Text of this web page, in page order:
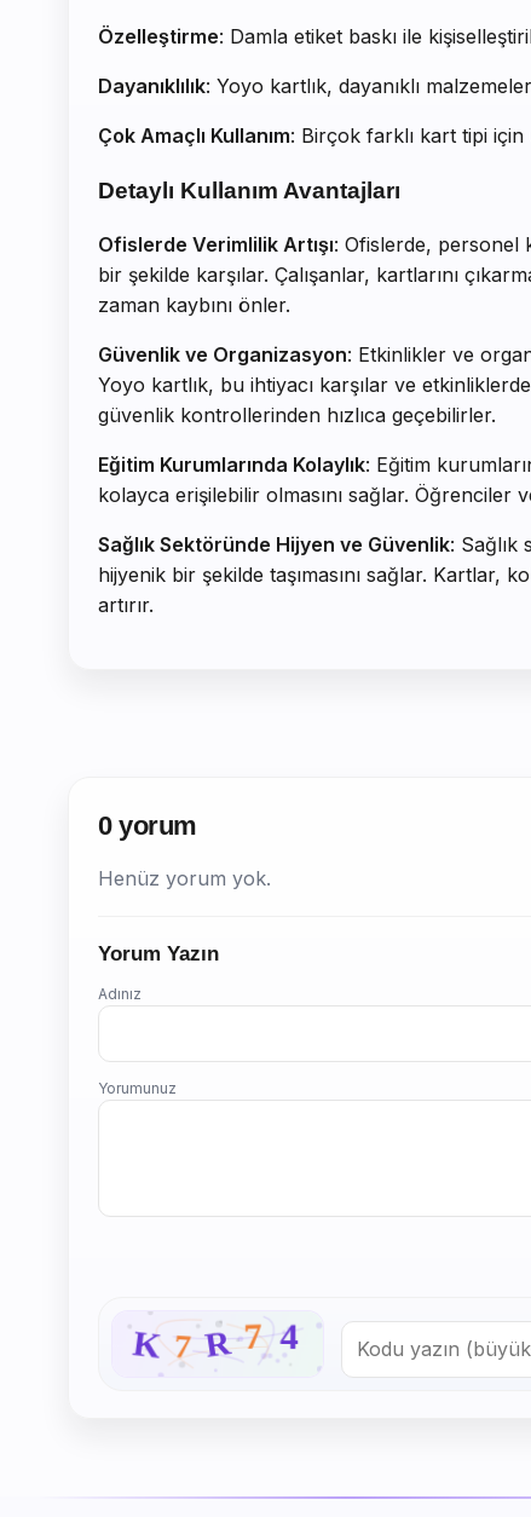
Özelleştirme: Damla etiket baskı ile
Dayanıklılık: Yoyo kartlık, dayanıklı
Çok Amaçlı Kullanım: Birçok farklı kart tipi için
Detaylı Kullanım Avantajları
Ofislerde Verimlilik Artışı: Ofislerde, personel
bir şekilde karşılar. Çalışanlar, kartlarını
zaman kaybını önler.
Güvenlik ve Organizasyon: Etkinlikler ve
Yoyo kartlık, bu ihtiyacı karşılar ve
güvenlik kontrollerinden hızlıca geçebilirler.
Eğitim Kurumlarında Kolaylık: Eğitim
kolayca erişilebilir olmasını sağlar. Öğrenciler
Sağlık Sektöründe Hijyen ve Güvenlik: Sağlık
hijyenik bir şekilde taşımasını sağlar. Kartlar,
artırır.
0 yorum
Henüz yorum yok.
Yorum Yazın
Adınız
Yorumunuz